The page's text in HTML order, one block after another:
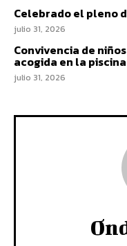
Celebrado el pleno
julio 31, 2026
Convivencia de
acogida en la piscina
julio 31, 2026